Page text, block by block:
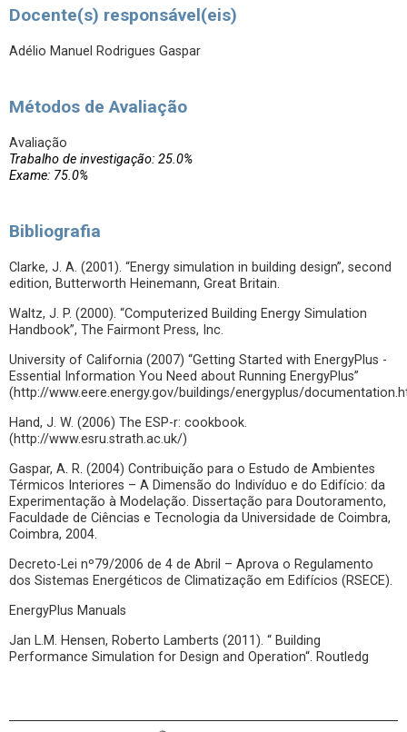
Docente(s) responsável(eis)
Adélio Manuel Rodrigues Gaspar
Métodos de Avaliação
Avaliação
Trabalho de investigação: 25.0%
Exame: 75.0%
Bibliografia
Clarke, J. A. (2001). “Energy simulation in building design”, second
edition, Butterworth Heinemann, Great Britain.
Waltz, J. P. (2000). “Computerized Building Energy Simulation
Handbook”, The Fairmont Press, Inc.
University of California (2007) “Getting Started with EnergyPlus -
Essential Information You Need about Running EnergyPlus”
(http://www.eere.energy.gov/buildings/energyplus/
Hand, J. W. (2006) The ESP-r: cookbook.
(http://www.esru.strath.ac.uk/)
Gaspar, A. R. (2004) Contribuição para o Estudo de Ambientes
Térmicos Interiores – A Dimensão do Indivíduo e do Edifício: da
Experimentação à Modelação. Dissertação para Doutoramento,
Faculdade de Ciências e Tecnologia da Universidade de Coimbra,
Coimbra, 2004.
Decreto-Lei nº79/2006 de 4 de Abril – Aprova o Regulamento
dos Sistemas Energéticos de Climatização em Edifícios (RSECE).
EnergyPlus Manuals
Jan L.M. Hensen, Roberto Lamberts (2011). “ Building
Performance Simulation for Design and Operation“. Routledg